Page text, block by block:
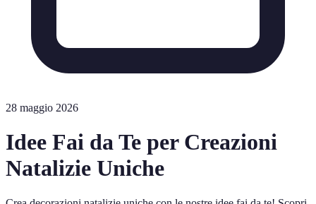
28 maggio 2026
Idee Fai da Te per Creazioni
Natalizie Uniche